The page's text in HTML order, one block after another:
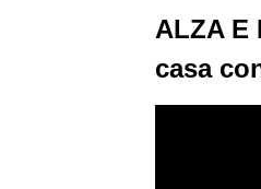
ALZA E
casa